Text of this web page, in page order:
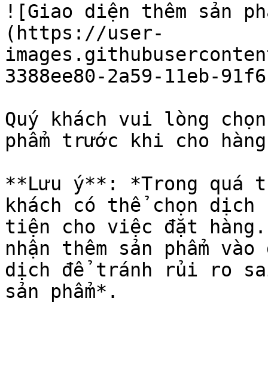
![Giao diện thêm sản
(https://user-
3388ee80-2a59-11eb-
Quý khách vui lòng
phẩm trước khi cho
**Lưu ý**: *Trong quá
khách có thể chọn
tiện cho việc đặt
nhận thêm sản phẩm
dịch để tránh rủi ro